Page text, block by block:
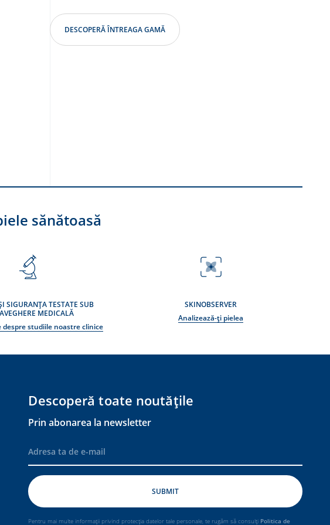
DESCOPERĂ ÎNTREAGA GAMĂ
sănătoasă
SIGURANȚA TESTATE SUB
MEDICALĂ
despre studiile noastre clinice
SKINOBSERVER
Analizează-ți pielea
Descoperă toate noutățile
Prin abonarea la newsletter
Pentru mai multe informații privind protecția datelor tale personale, te rugăm să consulți Politica de